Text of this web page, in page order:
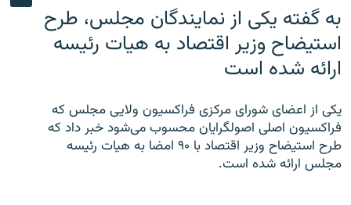
به گفته یکی از نمایندگان مجلس، طرح
استیضاح وزیر اقتصاد به هیات رئیسه
ارائه شده است
یکی از اعضای شورای مرکزی فراکسیون ولایی مجلس که
فراکسیون اصلی اصولگرایان محسوب می‌شود خبر داد که
طرح استیضاح وزیر اقتصاد با ۹۰ امضا به هیات رئیسه
مجلس ارائه شده است.